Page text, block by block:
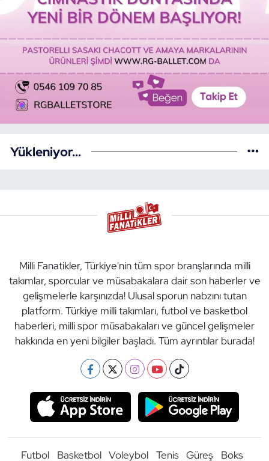
Yükleniyor...
Milli Fanatikler, Türkiye'nin tüm spor branşlarında milli
takımlar, sporcular ve müsabakalara dair son haberler ve
gelişmelerle karşınızda! Ulusal sporun nabzını tutan
platform. Türkiye milli takımları, futbol ve basketbol
haberleri, milli spor müsabakaları ve güncel gelişmeler
hakkında en yeni bilgiler başladı. Tüm ayrıntılar burada!
Futbol Basketbol Voleybol Tenis Güreş Boks